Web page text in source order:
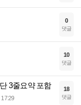
0
댓글
10
댓글
3줄요약 포함
17:29
18
댓글